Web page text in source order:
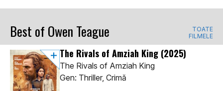
Best of Owen Teague
TOATE
FILMELE
The Rivals of Amziah King (2025)
The Rivals of Amziah King
Gen: Thriller, Crimă